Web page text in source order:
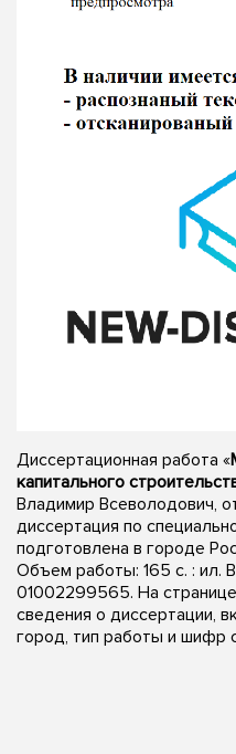
Диссертационная работа «
капитального
Владимир Всеволодович,
диссертация по
подготовлена в городе
Объем работы: 165 с. : ил.
01002299565. На
сведения о диссертации,
город, тип работы и шифр